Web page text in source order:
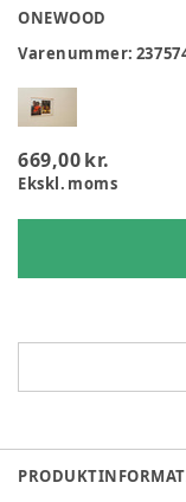
ONEWOOD
Varenummer:
669,00 kr.
Ekskl. moms